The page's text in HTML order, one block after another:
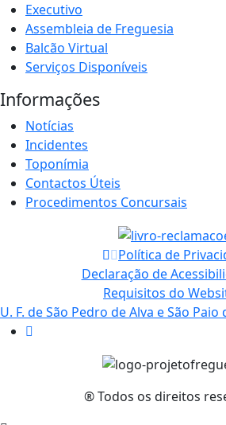
Executivo
Assembleia de Freguesia
Balcão Virtual
Serviços Disponíveis
Informações
Notícias
Incidentes
Toponímia
Contactos Úteis
Procedimentos Concursais
Política de
Declaração de
Requisitos do
U. F. de São Pedro de Alva e São
® Todos os direitos